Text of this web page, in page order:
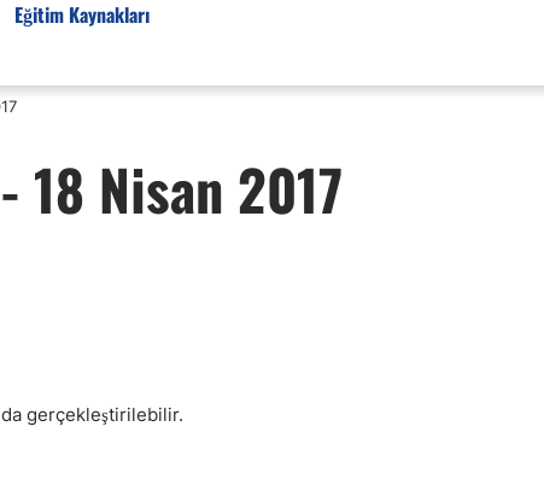
Türkiye Finans Haberleri
Teknik Analiz
Eğitim Kaynakları
18 Nisan 2017
gerçekleştirilebilir.